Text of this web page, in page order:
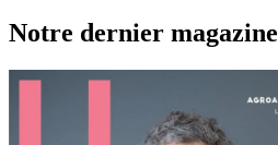
Notre dernier magazine